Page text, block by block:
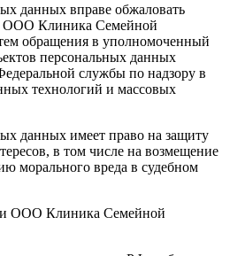
данных вправе обжаловать
ООО Клиника Семейной
обращения в уполномоченный
персональных данных
службы по надзору в
технологий и массовых
данных имеет право на защиту
в том числе на возмещение
морального вреда в судебном
ООО Клиника Семейной